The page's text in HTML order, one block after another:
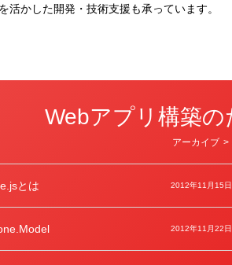
かした開発・技術支援も承っています。
Webアプリ構築
カ
ゴ
ー
アーカイブ >
とは 2012年11月15日
2012年11月22日